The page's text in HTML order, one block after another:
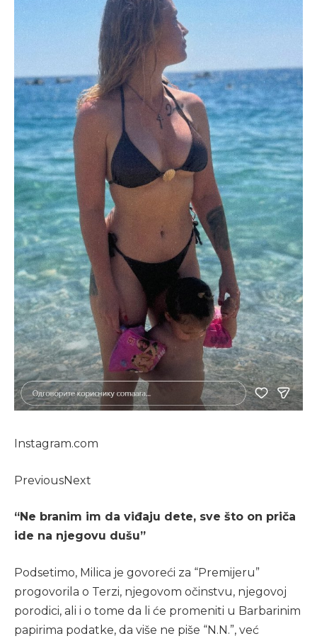
Instagram.com
PreviousNext
“Ne branim im da viđaju dete, sve što on priča
ide na njegovu dušu”
Podsetimo, Milica je govoreći za “Premijeru”
progovorila o Terzi, njegovom očinstvu, njegovoj
porodici, ali i o tome da li će promeniti u Barbarinim
papirima podatke, da više ne piše “N.N.”, već